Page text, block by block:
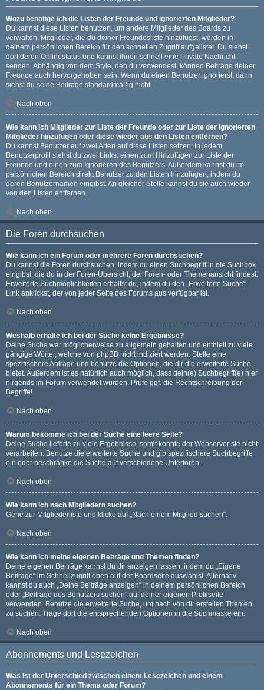
Wozu benötige ich die Listen der Freunde und ignorierten Mitglieder?
Du kannst diese Listen benutzen, um andere Mitglieder des Boards zu
verwalten. Mitglieder, die du deiner Freundesliste hinzufügst, werden in
deinem persönlichen Bereich für den schnellen Zugriff aufgelistet. Du siehst
dort deren Onlinestatus und kannst ihnen schnell eine Private Nachricht
senden. Abhängig von dem Style, den du verwendest, können Beiträge deiner
Freunde auch hervorgehoben sein. Wenn du einen Benutzer ignorierst, dann
siehst du seine Beiträge standardmäßig nicht.
Nach oben
Wie kann ich Mitglieder zur Liste der Freunde oder zur Liste der ignorierten
Mitglieder hinzufügen oder diese wieder aus den Listen entfernen?
Du kannst Benutzer auf zwei Arten auf diese Listen setzen: In jedem
Benutzerprofil siehst du zwei Links: einen zum Hinzufügen zur Liste der
Freunde und einen zum Ignorieren des Benutzers. Außerdem kannst du im
persönlichen Bereich direkt Benutzer zu den Listen hinzufügen, indem du
deren Benutzernamen eingibst. An gleicher Stelle kannst du sie auch wieder
von den Listen entfernen.
Nach oben
Die Foren durchsuchen
Wie kann ich ein Forum oder mehrere Foren durchsuchen?
Du kannst die Foren durchsuchen, indem du einen Suchbegriff in die Suchbox
eingibst, die du in der Foren-Übersicht, der Foren- oder Themenansicht findest.
Erweiterte Suchmöglichkeiten erhältst du, indem du den „Erweiterte Suche“-
Link anklickst, der von jeder Seite des Forums aus verfügbar ist.
Nach oben
Weshalb erhalte ich bei der Suche keine Ergebnisse?
Deine Suche war möglicherweise zu allgemein gehalten und enthielt zu viele
gängige Wörter, welche von phpBB nicht indiziert werden. Stelle eine
spezifischere Anfrage und benutze die Optionen, die dir die erweiterte Suche
bietet. Außerdem ist es natürlich auch möglich, dass dein(e) Suchbegriff(e) hier
nirgends im Forum verwendet wurden. Prüfe ggf. die Rechtschreibung der
Begriffe!
Nach oben
Warum bekomme ich bei der Suche eine leere Seite?
Deine Suche lieferte zu viele Ergebnisse, somit konnte der Webserver sie nicht
verarbeiten. Benutze die erweiterte Suche und gib spezifischere Suchbegriffe
ein oder beschränke die Suche auf verschiedene Unterforen.
Nach oben
Wie kann ich nach Mitgliedern suchen?
Gehe zur Mitgliederliste und klicke auf „Nach einem Mitglied suchen“.
Nach oben
Wie kann ich meine eigenen Beiträge und Themen finden?
Deine eigenen Beiträge kannst du dir anzeigen lassen, indem du „Eigene
Beiträge“ im Schnellzugriff oben auf der Boardseite auswählst. Alternativ
kannst du auch „Deine Beiträge anzeigen“ in deinem persönlichen Bereich
oder „Beiträge des Benutzers suchen“ auf deiner eigenen Profilseite
verwenden. Benutze die erweiterte Suche, um nach von dir erstellen Themen
zu suchen. Trage dort die entsprechenden Optionen in die Suchmaske ein.
Nach oben
Abonnements und Lesezeichen
Was ist der Unterschied zwischen einem Lesezeichen und einem
Abonnements für ein Thema oder Forum?